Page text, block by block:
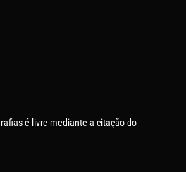
é livre mediante a citação do